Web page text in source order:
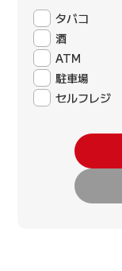
タバコ
酒
ATM
駐車場
セルフレジ